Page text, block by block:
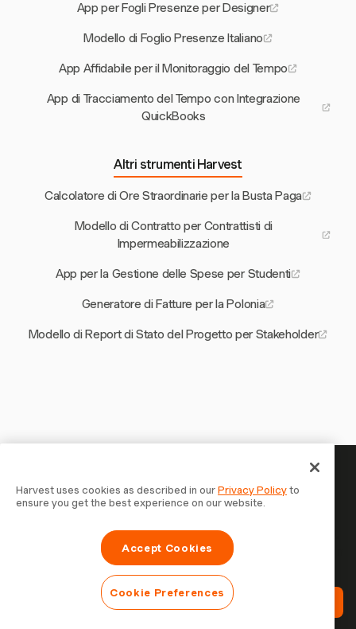
App per Fogli Presenze per Designer
Modello di Foglio Presenze Italiano
App Affidabile per il Monitoraggio del Tempo
App di Tracciamento del Tempo con Integrazione
QuickBooks
Altri strumenti Harvest
Calcolatore di Ore Straordinarie per la Busta Paga
Modello di Contratto per Contrattisti di
Impermeabilizzazione
App per la Gestione delle Spese per Studenti
Generatore di Fatture per la Polonia
Modello di Report di Stato del Progetto per Stakeholder
Il tuo tempo merita di essere
tracciato — inizia ora
Unisciti a oltre 70.000 aziende che monitorano il tempo,
fatturano i clienti e vengono pagate più velocemente con
Prova Harvest Gratis
Harvest uses cookies as described in ourPrivacy Policyto
ensure you get the best experience on our website.
Accept Cookies
Cookie Preferences